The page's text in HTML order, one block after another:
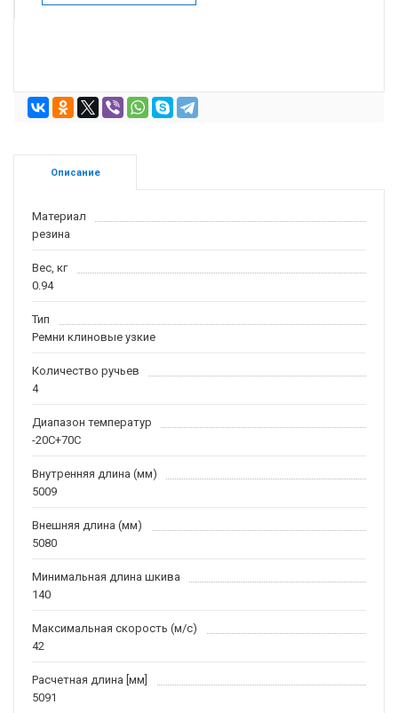
Описание
Материал
резина
Вес, кг
0.94
Тип
Ремни клиновые узкие
Количество ручьев
4
Диапазон температур
-20С+70С
Внутренняя длина (мм)
5009
Внешняя длина (мм)
5080
Минимальная длина шкива
140
Максимальная скорость (м/c)
42
Расчетная длина [мм]
5091